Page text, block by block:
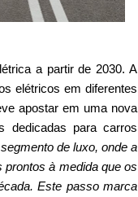
a partir de 2030. A
elétricos em diferentes
apostar em uma nova
dedicadas para carros
de luxo, onde a
à medida que os
Este passo marca